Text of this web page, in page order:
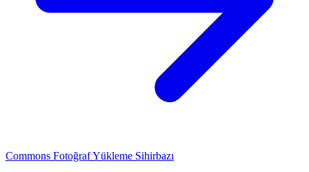
Commons Fotoğraf Yükleme Sihirbazı